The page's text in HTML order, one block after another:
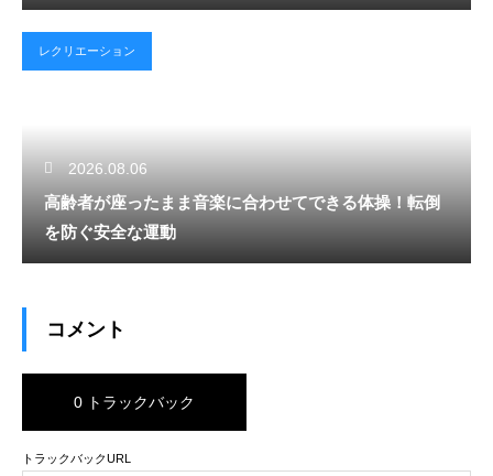
レクリエーション
2026.08.06
高齢者が座ったまま音楽に合わせてできる体操！転倒
を防ぐ安全な運動
コメント
0 トラックバック
トラックバックURL